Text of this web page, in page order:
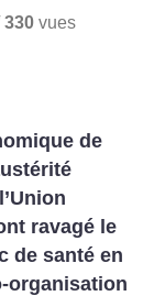
330 vues
de
ravagé le
de santé en
organisation